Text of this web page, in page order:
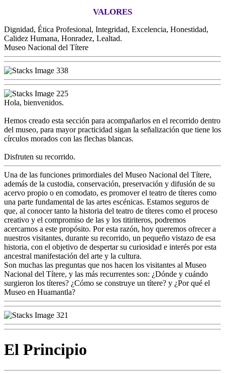
VALORES
Dignidad, Ética Profesional, Integridad, Excelencia, Honestidad,
Calidez Humana, Honradez, Lealtad.
Museo Nacional del Títere
Hola, bienvenidos.
Hemos creado esta sección para acompañarlos en el recorrido dentro
del museo, para mayor practicidad sigan la señalización que tiene los
círculos morados con las flechas blancas.
Disfruten su recorrido.
Una de las funciones primordiales del Museo Nacional del Títere,
además de la custodia, conservación, preservación y difusión de su
acervo propio o en comodato, es promover el teatro de títeres como
una parte fundamental de las artes escénicas. Estamos seguros de
que, al conocer tanto la historia del teatro de títeres como el proceso
creativo y el compromiso de las y los titiriteros, podremos
acercarnos a este propósito. Por esta razón, hoy queremos ofrecer a
nuestros visitantes, durante su recorrido, un pequeño vistazo de esa
historia, con el objetivo de despertar su curiosidad e interés por esta
ancestral manifestación del arte y la cultura.
Son muchas las preguntas que nos hacen los visitantes al Museo
Nacional del Títere, y las más recurrentes son: ¿Dónde y cuándo
surgieron los títeres? ¿Cómo se construye un títere? y ¿Por qué el
Museo en Huamantla?
El Principio